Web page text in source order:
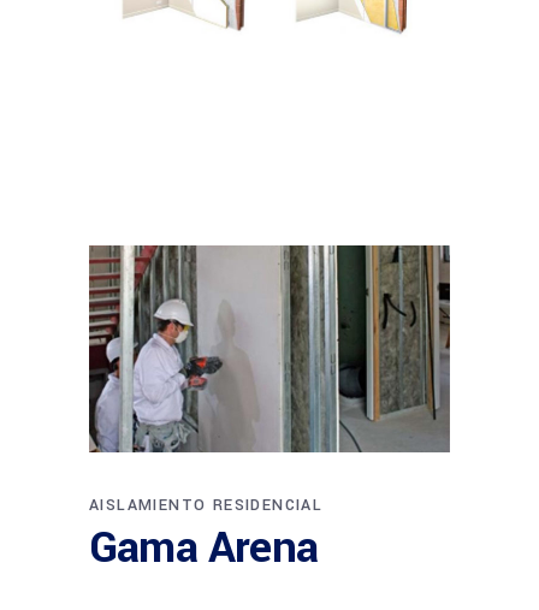
AISLAMIENTO RESIDENCIAL
Gama Arena